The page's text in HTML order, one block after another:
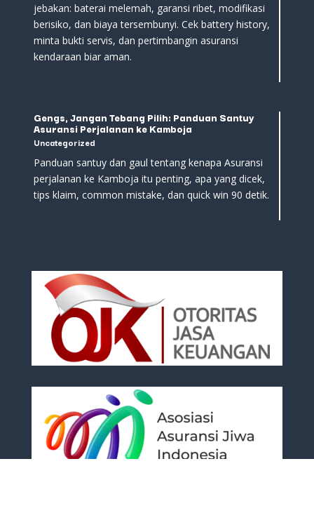
jebakan: baterai melemah, garansi ribet, modifikasi
berisiko, dan biaya tersembunyi. Cek battery history,
minta bukti servis, dan pertimbangin asuransi
kendaraan biar aman.
Gengs, Jangan Tebang Pilih: Panduan Santuy
Asuransi Perjalanan ke Kamboja
Uncategorized
Panduan santuy dan gaul tentang kenapa Asuransi
perjalanan ke Kamboja itu penting, apa yang dicek,
tips klaim, common mistake, dan quick win 90 detik.